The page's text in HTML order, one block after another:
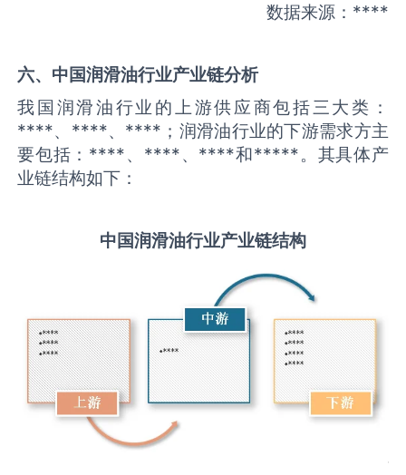
数据来源：****
六、中国润滑油行业产业链分析
我国润滑油行业的上游供应商包括三大类：
****、****、****；润滑油行业的下游需求方主
要包括：****、****、****和*****。其具体产
业链结构如下：
中国润滑油行业产业链结构